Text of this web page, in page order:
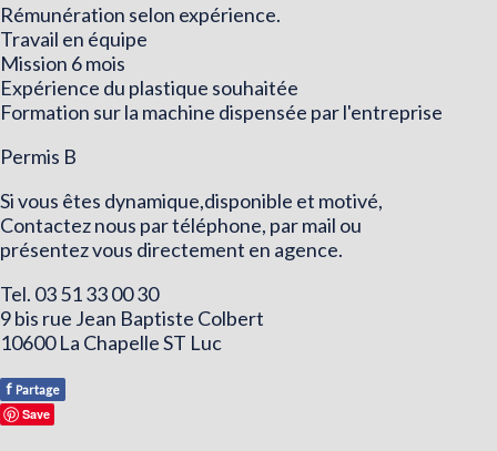
Rémunération selon expérience.
Travail en équipe
Mission 6 mois
Expérience du plastique souhaitée
Formation sur la machine dispensée par l'entreprise
Permis B
Si vous êtes dynamique,disponible et motivé,
Contactez nous par téléphone, par mail ou
présentez vous directement en agence.
Tel. 03 51 33 00 30
9 bis rue Jean Baptiste Colbert
10600 La Chapelle ST Luc
f Partage
Save